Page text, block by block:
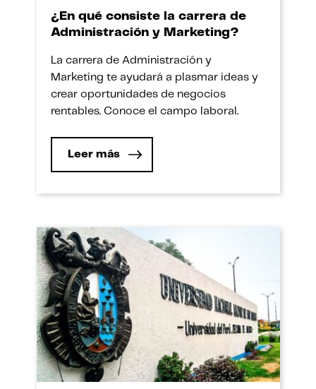
¿En qué consiste la carrera de
Administración y Marketing?
La carrera de Administración y
Marketing te ayudará a plasmar ideas y
crear oportunidades de negocios
rentables. Conoce el campo laboral.
Leer más